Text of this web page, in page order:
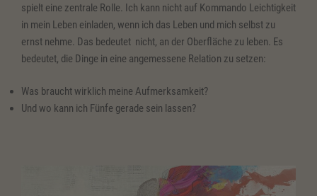
spielt eine zentrale Rolle. Ich kann nicht auf Kommando Leichtigkeit
in mein Leben einladen, wenn ich das Leben und mich selbst zu
ernst nehme. Das bedeutet nicht, an der Oberfläche zu leben. Es
bedeutet, die Dinge in eine angemessene Relation zu setzen:
Was braucht wirklich meine Aufmerksamkeit?
Und wo kann ich Fünfe gerade sein lassen?